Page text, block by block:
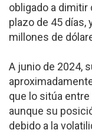
obligado a
plazo de 45 días,
millones de
A junio de 2024,
que lo sitúa
aunque su
debido a la